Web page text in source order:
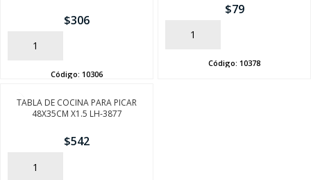
$306
AÑADIR
Código: 10306
$79
AÑADIR
Código: 10378
TABLA DE COCINA PARA PICAR
48X35CM X1.5 LH-3877
$542
AÑADIR
SEGUÍ COMPRANDO